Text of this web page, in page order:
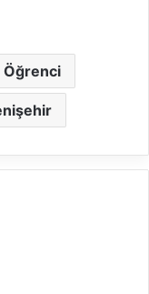
Öğrenci